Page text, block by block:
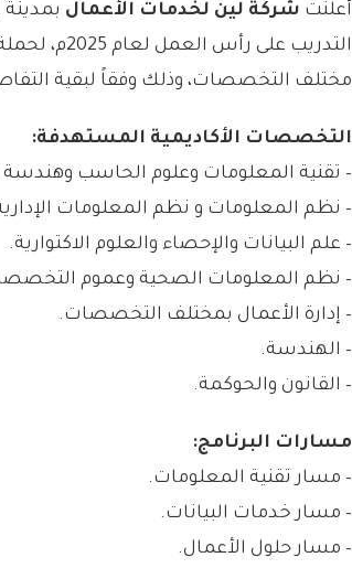
أعلنت شركة لين لخدمات الأعمال
التدريب على
مختلف التخصصات، وذلك وفقاً لبقية
التخصصات الأكاديمية المستهدفة:
– تقنية المعلومات وعلوم الحاسب
– نظم المعلومات و نظم المعلومات
– علم البيانات والإحصاء والعلوم الاكتوارية.
– نظم المعلومات الصحية وعموم
– إدارة الأعمال بمختلف التخصصات.
– الهندسة.
– القانون والحوكمة.
مسارات البرنامج:
– مسار تقنية المعلومات.
– مسار خدمات البيانات.
– مسار حلول الأعمال.